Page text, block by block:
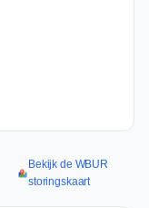
Bekijk de WBUR
storingskaart